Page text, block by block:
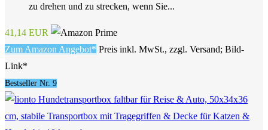
zu drehen und zu strecken, wenn Sie...
41,14 EUR
Zum Amazon Angebot* Preis inkl. MwSt., zzgl. Versand; Bild-
Link*
Bestseller Nr. 9